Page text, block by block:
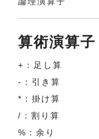
算術演算子
+：足し算
-：引き算
*：掛け算
/：割り算
%：余り